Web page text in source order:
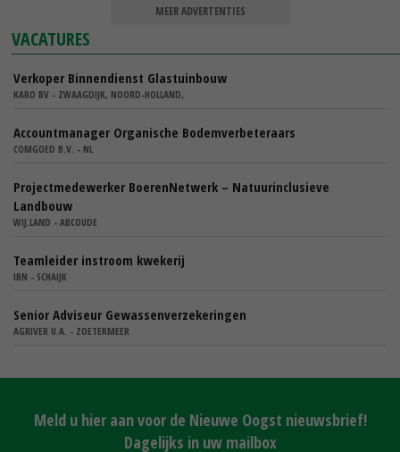
MEER ADVERTENTIES
VACATURES
Verkoper Binnendienst Glastuinbouw
KARO BV - ZWAAGDIJK, NOORD-HOLLAND,
Accountmanager Organische Bodemverbeteraars
COMGOED B.V. - NL
Projectmedewerker BoerenNetwerk – Natuurinclusieve
Landbouw
WIJ.LAND - ABCOUDE
Teamleider instroom kwekerij
IBN - SCHAIJK
Senior Adviseur Gewassenverzekeringen
AGRIVER U.A. - ZOETERMEER
Meld u hier aan voor de Nieuwe Oogst nieuwsbrief!
Dagelijks in uw mailbox